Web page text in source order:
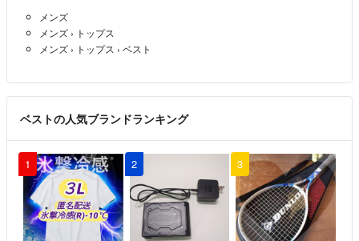
メンズ
メンズ › トップス
メンズ › トップス › ベスト
ベストの人気ブランドランキング
1 2 3